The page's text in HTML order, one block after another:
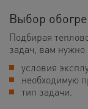
Выбор
Подбирая
задач, вам нужно
условия
необходимую
тип задачи.